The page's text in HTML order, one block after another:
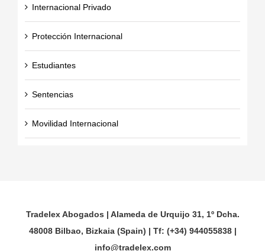
Internacional Privado
Protección Internacional
Estudiantes
Sentencias
Movilidad Internacional
Tradelex Abogados | Alameda de Urquijo 31, 1º Dcha.
48008 Bilbao, Bizkaia (Spain) | Tf: (+34) 944055838 |
info@tradelex.com